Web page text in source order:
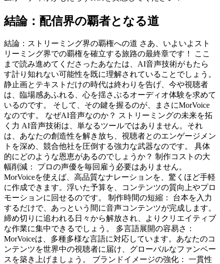
結論：配信界の覇者となる道
結論：ストリーミング界の覇権への道 さあ、いよいよスト
リーミング界での覇権を確立する旅路の最終章です！ ここ
まで読み進めてくださったあなたは、AI音声技術がもたら
す計り知れない可能性を既に理解されていることでしょう。
静止画とテキストだけの時代は終わりを告げ、今や視聴者
は、臨場感あふれる、心を揺さぶるオーディオ体験を求めて
いるのです。 そして、その鍵を握るのが、まさにMorVoice
なのです。 なぜAI音声なのか？ ストリーミングの未来を拓
く力 AI音声技術は、単なるツールではありません。それ
は、あなたの創造性を解き放ち、視聴者とのエンゲージメン
トを深め、競合他社を圧倒する強力な武器なのです。 具体
的にどのような恩恵があるのでしょうか？ 制作コストの大
幅削減： プロの声優を毎回雇う必要はありません。
MorVoiceを使えば、高品質なナレーションを、驚くほど手軽
に作成できます。浮いた予算を、コンテンツの質向上やプロ
モーションに回せるのです。 制作時間の短縮： 台本を入力
するだけで、あっという間に音声コンテンツが完成します。
締め切りに追われる日々から解放され、よりクリエイティブ
な作業に集中できるでしょう。 多言語展開の容易さ：
MorVoiceは、多種多様な言語に対応しています。あなたのコ
ンテンツを世界中の視聴者に届け、グローバルなファンベー
スを築き上げましょう。 ブランドイメージの強化： 一貫性